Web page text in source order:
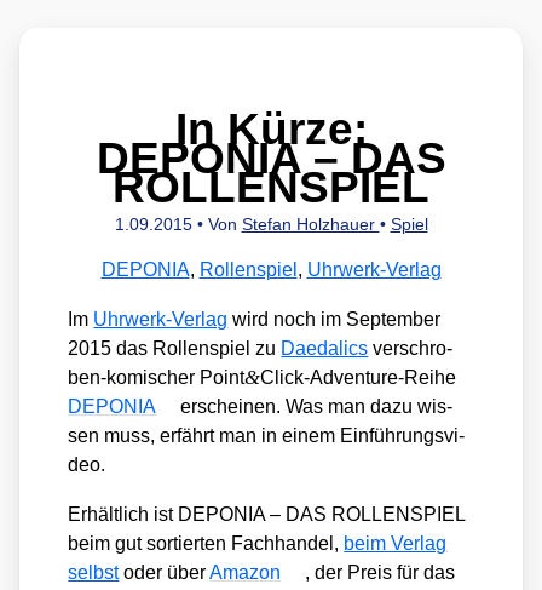
In Kürze:
DEPONIA – DAS
ROLLENSPIEL
1.09.2015 • Von Stefan Holzhauer • Spiel
DEPONIA, Rollenspiel , Uhrwerk-Verlag
Im Uhr­werk-Ver­lag wird noch im Sep­tem­ber
2015 das Rol­len­spiel zu Daeda­lics ver­schro­
ben-komi­scher Point&Click-Adventure-Reihe
DEPONIA
erschei­nen. Was man dazu wis­
sen muss, erfährt man in einem Ein­füh­rungs­vi­
deo.
Erhält­lich ist DEPONIA – DAS ROLLENSPIEL
beim gut sor­tier­ten Fach­han­del, beim Ver­lag
selbstoder überAma­zon
, der Preis für das